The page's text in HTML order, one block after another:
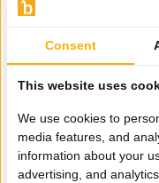
rechthoekig zwart - 2
Deze melamine schalen
een prachtige
Niet op voorraad
5,95
Consent
This website uses
We use cookies to
media features, and
information about your
advertising, and